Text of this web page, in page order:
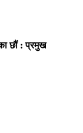
छौं : प्रमुख